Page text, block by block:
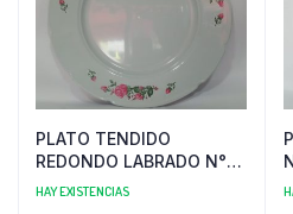
PLATO TENDIDO
REDONDO LABRADO N°
23M MELAFORM
HAY EXISTENCIAS